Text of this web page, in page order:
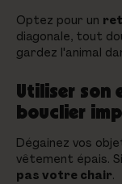
Optez pour un
diagonale, tout
gardez l'animal
Utiliser son
bouclier
Dégainez vos
vêtement épais.
pas votre chair.